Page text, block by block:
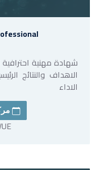
شهادة مهنية
الاهداف والنتائج
الاداء